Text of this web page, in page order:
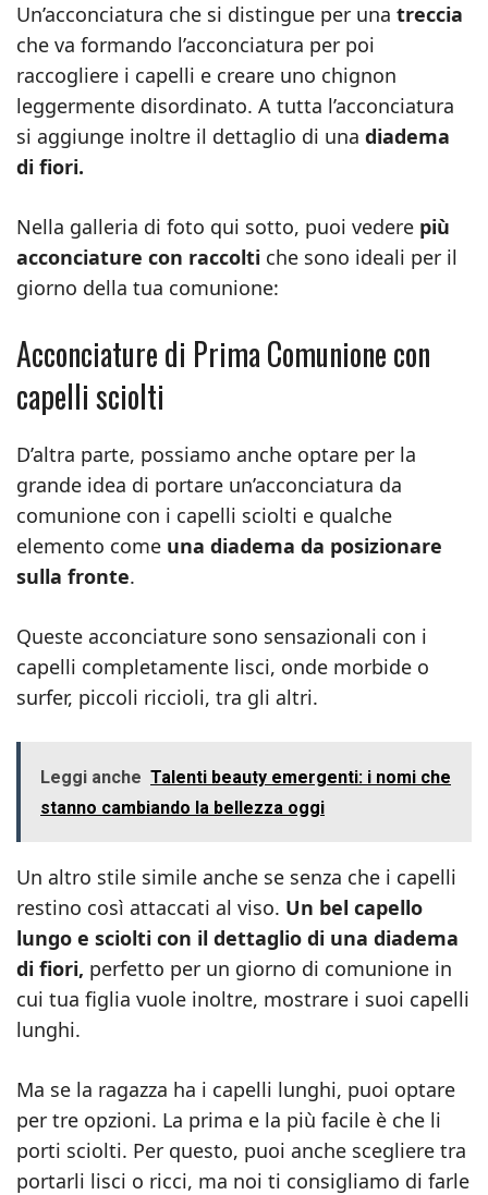
Un’acconciatura che si distingue per una treccia
che va formando l’acconciatura per poi
raccogliere i capelli e creare uno chignon
leggermente disordinato. A tutta l’acconciatura
si aggiunge inoltre il dettaglio di una diadema
di fiori.
Nella galleria di foto qui sotto, puoi vedere più
acconciature con raccolti che sono ideali per il
giorno della tua comunione:
Acconciature di Prima Comunione con
capelli sciolti
D’altra parte, possiamo anche optare per la
grande idea di portare un’acconciatura da
comunione con i capelli sciolti e qualche
elemento come una diadema da posizionare
sulla fronte.
Queste acconciature sono sensazionali con i
capelli completamente lisci, onde morbide o
surfer, piccoli riccioli, tra gli altri.
Leggi anche Talenti beauty emergenti: i nomi che
stanno cambiando la bellezza oggi
Un altro stile simile anche se senza che i capelli
restino così attaccati al viso. Un bel capello
lungo e sciolti con il dettaglio di una diadema
di fiori, perfetto per un giorno di comunione in
cui tua figlia vuole inoltre, mostrare i suoi capelli
lunghi.
Ma se la ragazza ha i capelli lunghi, puoi optare
per tre opzioni. La prima e la più facile è che li
porti sciolti. Per questo, puoi anche scegliere tra
portarli lisci o ricci, ma noi ti consigliamo di farle